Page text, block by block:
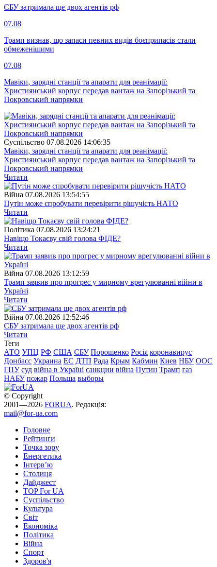
СБУ затримала ще двох агентів рф
07.08
Трамп визнав, що запаси певних видів боєприпасів стали
обмеженішими
07.08
Мавіки, зарядні станції та апарати для реанімації:
Християнський корпус передав вантаж на Запорізький та
Покровський напрямки
Суспiльство 07.08.2026 14:06:35
Мавіки, зарядні станції та апарати для реанімації:
Християнський корпус передав вантаж на Запорізький та
Покровський напрямки
Читати
Війна 07.08.2026 13:54:55
Путін може спробувати перевірити рішучість НАТО
Читати
Полiтика 07.08.2026 13:24:21
Навіщо Токаєву свій голова ФІДЕ?
Читати
Війна 07.08.2026 13:12:59
Трамп заявив про прогрес у мирному врегулюванні війни в
Україні
Читати
Війна 07.08.2026 12:52:46
СБУ затримала ще двох агентів рф
Читати
Теги
АТО УПЦ РФ США СБУ Порошенко Росія коронавирус
Донбасс Украина ЕС ДТП Рада Крым Кабмин Киев НБУ ООС
ГПУ суд війна в Україні санкции війна Путин Трамп газ
НАБУ пожар Польша выборы
© Copyright
2001—2026 FORUA. Редакція:
mail@for-ua.com
Головне
Рейтинги
Точка зору
Енергетика
Інтерв’ю
Столиця
Дайджест
TOP For UA
Суспiльство
Культура
Світ
Економіка
Політика
Війна
Спорт
Здоров'я